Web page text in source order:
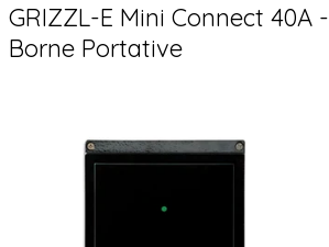
GRIZZL-E Mini Connect 40A -
Borne Portative